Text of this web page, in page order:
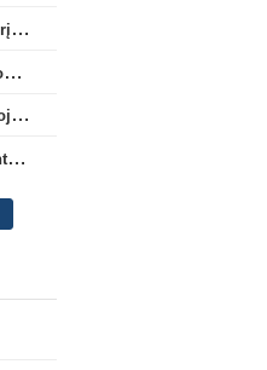
Kristupas–Algirdas Padegimas sugrįžta į FC „Hegelmann” B sudėtį
A. Skerla: „Ne tik gynėmės – norėjome atakuoti“
Lietuvos klubų pasirodymai Europoje: patirti pralaimėjimai Kroatijos atstovams
Turo anonsas: tiesioginių konkurentų dvikova Gargžduose